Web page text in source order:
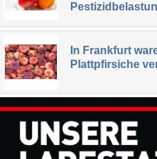
In Frankfurt
Plattpfirsiche